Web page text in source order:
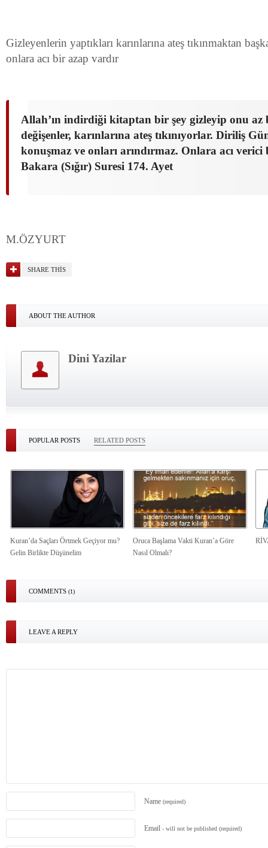
Gizleyenlerin yaptıkları karınlarına ateş tıkınmaktan
onlara acı bir azap vardır
Allah’ın indirdiği kitaptan bir şey gizleyip onu az
değişenler, karınlarına ateş tıkınıyorlar. Diriliş
konuşmaz ve onları arındırmaz. Onlara acı
Bakara (Sığır) Suresi 174. Ayet
M.ÖZYURT
SHARE THIS
ABOUT THE AUTHOR
Dini Yazilar
POPULAR POSTS RELATED POSTS
Kuran’da Saçları Örtmek Geçiyor mu?
Gelin Birlikte Düşünelim
Oruca Başlama Vakti Kuran’a Göre
Nasıl Olmalı?
COMMENTS (1)
LEAVE A REPLY
Name (required)
Email - will not be published (required)